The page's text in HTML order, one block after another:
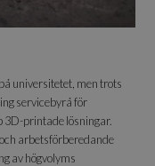
universitetet, men trots
servicebyrå för
3D-printade lösningar.
arbetsförberedande
av högvolyms